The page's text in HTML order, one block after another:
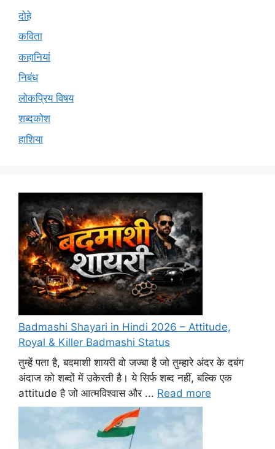
दोहे
कविता
कहानियां
निबंध
लोकप्रिय विषय
शब्दकोश
हाशिया
Badmashi Shayari in Hindi 2026 – Attitude,
Royal & Killer Badmashi Status
तुम्हें पता है, बदमाशी शायरी वो जज्बा है जो तुम्हारे अंदर के दबंग
अंदाज को शब्दों में उकेरती है। ये सिर्फ शब्द नहीं, बल्कि एक
attitude है जो आत्मविश्वास और ... Read more